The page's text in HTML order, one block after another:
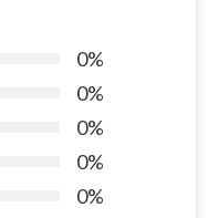
0%
0%
0%
0%
0%